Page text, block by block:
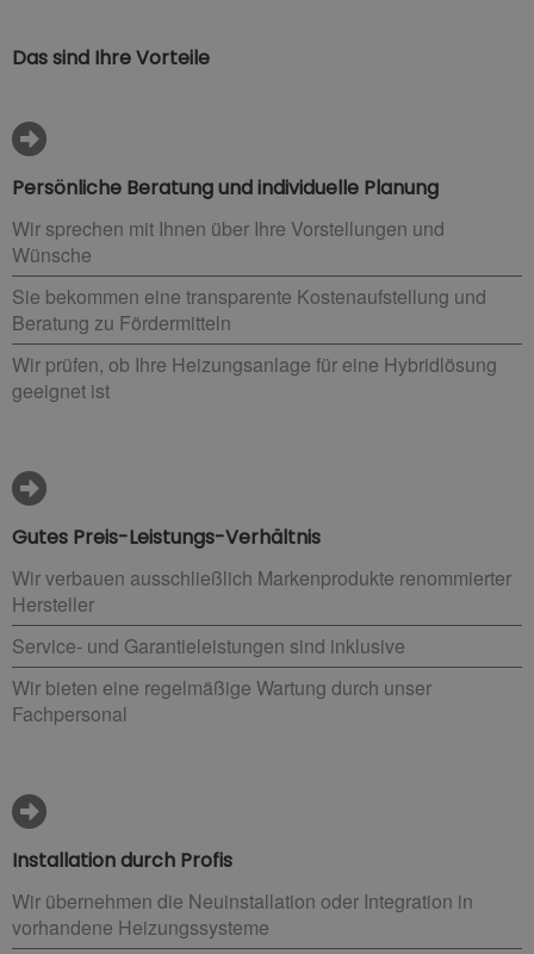
Das sind Ihre Vorteile
Persönliche Beratung und individuelle Planung
Wir sprechen mit Ihnen über Ihre Vorstellungen und
Wünsche
Sie bekommen eine transparente Kostenaufstellung und
Beratung zu Fördermitteln
Wir prüfen, ob Ihre Heizungsanlage für eine Hybridlösung
geeignet ist
Gutes Preis-Leistungs-Verhältnis
Wir verbauen ausschließlich Markenprodukte renommierter
Hersteller
Service- und Garantieleistungen sind inklusive
Wir bieten eine regelmäßige Wartung durch unser
Fachpersonal
Installation durch Profis
Wir übernehmen die Neuinstallation oder Integration in
vorhandene Heizungssysteme